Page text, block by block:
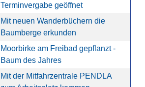
Terminvergabe geöffnet
Mit neuen Wanderbüchern die
Baumberge erkunden
Moorbirke am Freibad gepflanzt -
Baum des Jahres
Mit der Mitfahrzentrale PENDLA